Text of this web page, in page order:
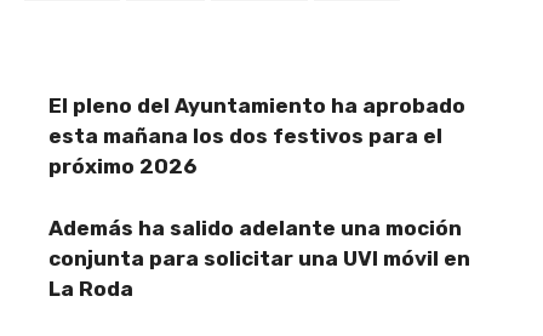
El pleno del Ayuntamiento ha aprobado
esta mañana los dos festivos para el
próximo 2026
Además ha salido adelante una moción
conjunta para solicitar una UVI móvil en
La Roda